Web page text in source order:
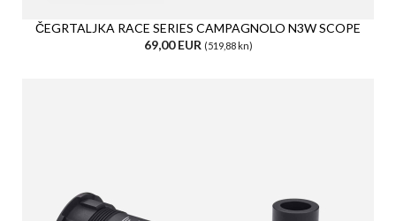
ČEGRTALJKA RACE SERIES CAMPAGNOLO N3W SCOPE
69,00 EUR (519,88 kn)